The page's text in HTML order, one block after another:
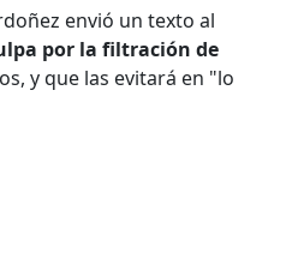
envió un texto al
por la filtración de
y que las evitará en "lo